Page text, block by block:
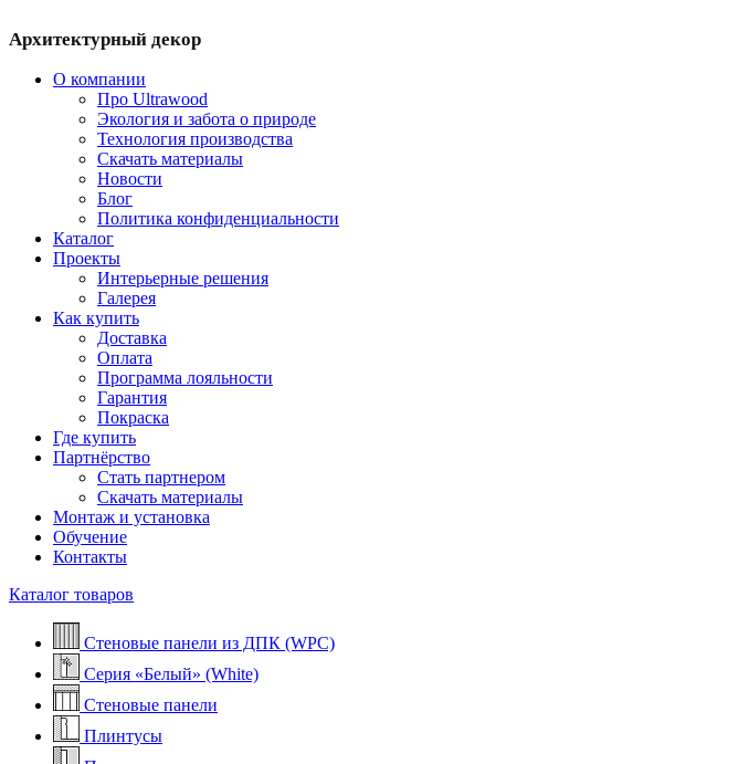
Архитектурный декор
О компании
Про Ultrawood
Экология и забота о природе
Технология производства
Скачать материалы
Новости
Блог
Политика конфиденциальности
Каталог
Проекты
Интерьерные решения
Галерея
Как купить
Доставка
Оплата
Программа лояльности
Гарантия
Покраска
Где купить
Партнёрство
Стать партнером
Скачать материалы
Монтаж и установка
Обучение
Контакты
Каталог товаров
Стеновые панели из ДПК (WPC)
Серия «Белый» (White)
Стеновые панели
Плинтусы